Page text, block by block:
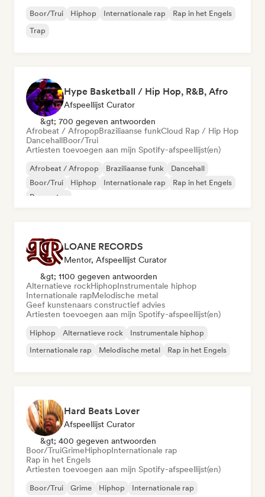
Boor/Trui Hiphop Internationale rap
Rap in het Engels
Trap
Hype Basketball / Hip Hop, R&B, Afro
Afspeellijst Curator
&gt; 700 gegeven antwoorden
Afrobeat / AfropopBraziliaanse funkCloud Rap / Hip Hop
DancehallBoor/Trui
Artiesten toevoegen aan mijn Spotify-afspeellijst(en)
Afrobeat / Afropop Braziliaanse funk
Dancehall
Boor/Trui
Hiphop Internationale rap
Rap in het Engels
Reggaeton
LOANE RECORDS
Mentor, Afspeellijst Curator
&gt; 1100 gegeven antwoorden
Alternatieve rockHiphopInstrumentale hiphop
Internationale rapMelodische metal
Geef kunstenaars constructief advies
Artiesten toevoegen aan mijn Spotify-afspeellijst(en)
Hiphop Alternatieve rock
Instrumentale hiphop
Internationale rap
Melodische metal Rap in het Engels
Hard Beats Lover
Afspeellijst Curator
&gt; 400 gegeven antwoorden
Boor/TruiGrimeHiphopInternationale rap
Rap in het Engels
Artiesten toevoegen aan mijn Spotify-afspeellijst(en)
Boor/Trui Grime Hiphop Internationale rap